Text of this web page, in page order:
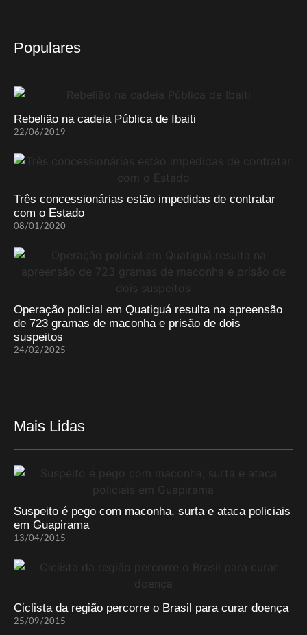
Populares
Rebelião na cadeia Pública de Ibaiti
22/06/2019
Três concessionárias estão impedidas de contratar
com o Estado
08/01/2020
Operação policial em Quatiguá resulta na apreensão
de 723 gramas de maconha e prisão de dois
suspeitos
24/02/2025
Mais Lidas
Suspeito é pego com maconha, surta e ataca policiais
em Guapirama
13/04/2015
Ciclista da região percorre o Brasil para curar doença
25/09/2015